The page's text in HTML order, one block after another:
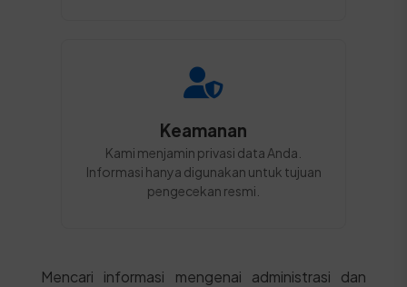
Keamanan
Kami menjamin privasi data Anda.
Informasi hanya digunakan untuk tujuan
pengecekan resmi.
Mencari informasi mengenai administrasi dan